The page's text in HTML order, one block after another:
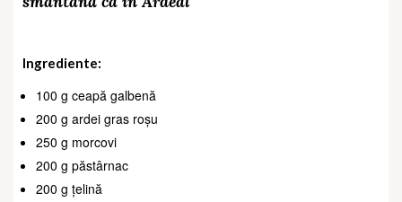
Ingrediente:
100 g ceapă galbenă
200 g ardei gras roșu
250 g morcovi
200 g păstârnac
200 g țelină